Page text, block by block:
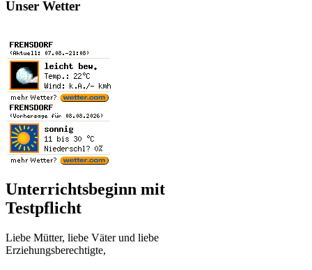
Unser Wetter
Unterrichtsbeginn mit
Testpflicht
Liebe Mütter, liebe Väter und liebe
Erziehungsberechtigte,